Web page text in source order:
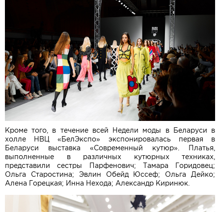
Кроме того, в течение всей Недели моды в Беларуси в
холле НВЦ «БелЭкспо» экспонировалась первая в
Беларуси выставка «Современный кутюр». Платья,
выполненные в различных кутюрных техниках,
представили сестры Парфенович; Тамара Горидовец;
Ольга Старостина; Эвлин Обейд Юссеф; Ольга Дейко;
Алена Горецкая; Инна Нехода; Александр Киринюк.